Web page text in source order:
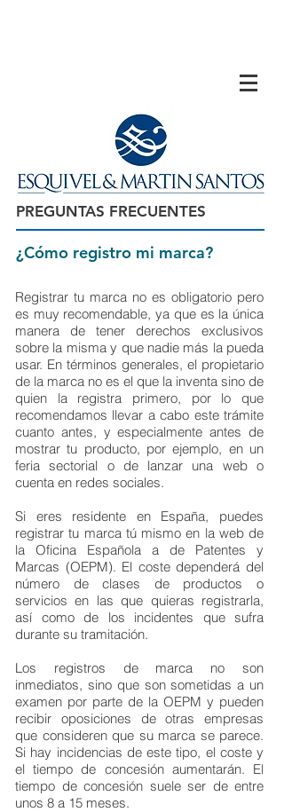
PREGUNTAS FRECUENTES
¿Cómo registro mi marca?
Registrar tu marca no es obligatorio pero
es muy recomendable, ya que es la única
manera de tener derechos exclusivos
sobre la misma y que nadie más la pueda
usar. En términos generales, el propietario
de la marca no es el que la inventa sino de
quien la registra primero, por lo que
recomendamos llevar a cabo este trámite
cuanto antes, y especialmente antes de
mostrar tu producto, por ejemplo, en un
feria sectorial o de lanzar una web o
cuenta en redes sociales.
Si eres residente en España, puedes
registrar tu marca tú mismo en la web de
la Oficina Española a de Patentes y
Marcas (OEPM). El coste dependerá del
número de clases de productos o
servicios en las que quieras registrarla,
así como de los incidentes que sufra
durante su tramitación.
Los registros de marca no son
inmediatos, sino que son sometidas a un
examen por parte de la OEPM y pueden
recibir oposiciones de otras empresas
que consideren que su marca se parece.
Si hay incidencias de este tipo, el coste y
el tiempo de concesión aumentarán. El
tiempo de concesión suele ser de entre
unos 8 a 15 meses.